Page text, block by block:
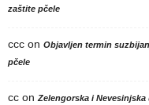
zaštite pčele
ccc on Objavljen termin
pčele
cc on Zelengorska i